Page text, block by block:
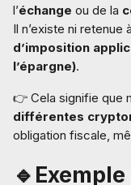
l’échange ou de la
Il n’existe ni
d’imposition
l’épargne).
👉 Cela signifie que
différentes
obligation fiscale,